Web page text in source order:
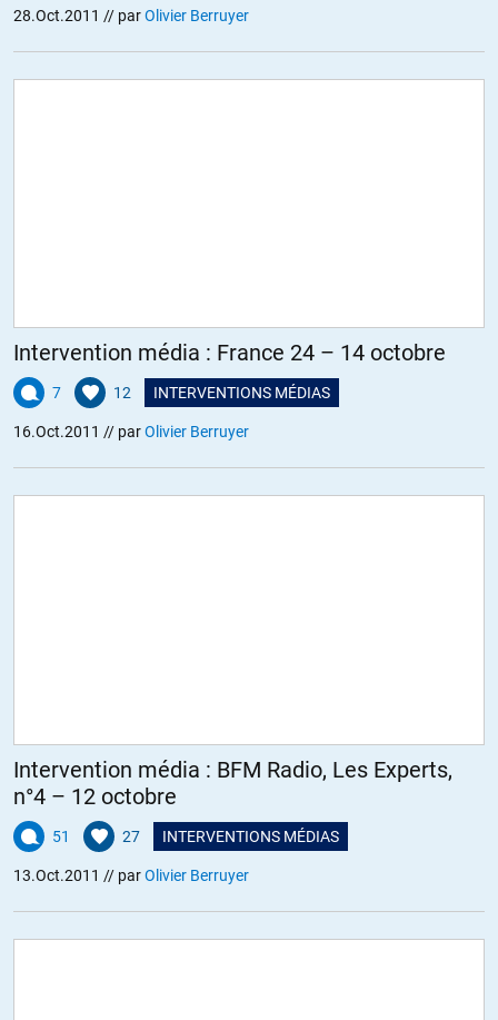
28.Oct.2011 // parOlivier Berruyer
Intervention média : France 24 – 14 octobre
7 12 INTERVENTIONS MÉDIAS
16.Oct.2011 // parOlivier Berruyer
Intervention média : BFM Radio, Les Experts,
n°4 – 12 octobre
51 27 INTERVENTIONS MÉDIAS
13.Oct.2011 // parOlivier Berruyer